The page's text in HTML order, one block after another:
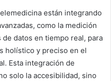
están integrando
como la medición
datos en tiempo real, para
holístico y preciso en el
Esta integración de
solo la accesibilidad, sino